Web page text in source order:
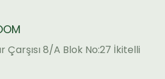
Çarşısı 8/A Blok No:27 İkitelli